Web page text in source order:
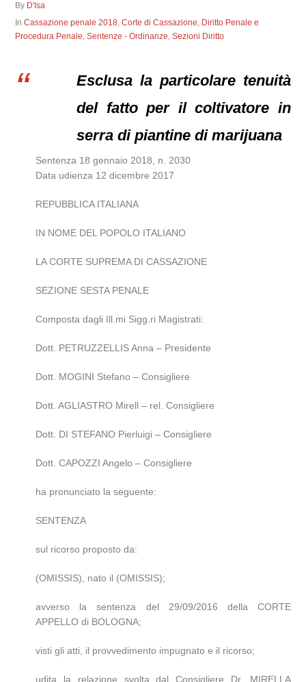
By D'Isa
InCassazione penale 2018,Corte di Cassazione, Diritto Penale e
Procedura Penale,Sentenze - Ordinanze,Sezioni Diritto
Esclusa la particolare tenuità
del fatto per il coltivatore in
serra di piantine di marijuana
Sentenza 18 gennaio 2018, n. 2030
Data udienza 12 dicembre 2017
REPUBBLICA ITALIANA
IN NOME DEL POPOLO ITALIANO
LA CORTE SUPREMA DI CASSAZIONE
SEZIONE SESTA PENALE
Composta dagli Ill.mi Sigg.ri Magistrati:
Dott. PETRUZZELLIS Anna – Presidente
Dott. MOGINI Stefano – Consigliere
Dott. AGLIASTRO Mirell – rel. Consigliere
Dott. DI STEFANO Pierluigi – Consigliere
Dott. CAPOZZI Angelo – Consigliere
ha pronunciato la seguente:
SENTENZA
sul ricorso proposto da:
(OMISSIS), nato il (OMISSIS);
avverso la sentenza del 29/09/2016 della CORTE
APPELLO di BOLOGNA;
visti gli atti, il provvedimento impugnato e il ricorso;
udita la relazione svolta dal Consigliere Dr. MIRELLA